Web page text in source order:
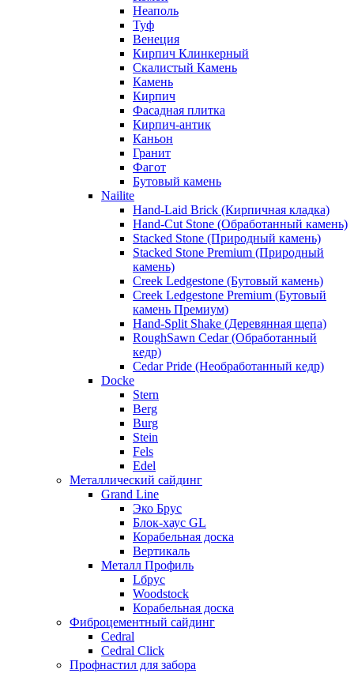
Неаполь
Туф
Венеция
Кирпич Клинкерный
Скалистый Камень
Камень
Кирпич
Фасадная плитка
Кирпич-антик
Каньон
Гранит
Фагот
Бутовый камень
Nailite
Hand-Laid Brick (Кирпичная кладка)
Hand-Cut Stone (Обработанный камень)
Stacked Stone (Природный камень)
Stacked Stone Premium (Природный
камень)
Creek Ledgestone (Бутовый камень)
Creek Ledgestone Premium (Бутовый
камень Премиум)
Hand-Split Shake (Деревянная щепа)
RoughSawn Cedar (Обработанный
кедр)
Cedar Pride (Необработанный кедр)
Docke
Stern
Berg
Burg
Stein
Fels
Edel
Металлический сайдинг
Grand Line
Эко Брус
Блок-хаус GL
Корабельная доска
Вертикаль
Металл Профиль
Lбрус
Woodstock
Корабельная доска
Фиброцементный сайдинг
Cedral
Cedral Click
Профнастил для забора